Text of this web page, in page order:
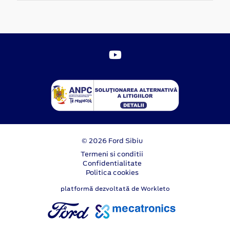
© 2026 Ford Sibiu
Termeni si conditii
Confidentialitate
Politica cookies
platformă dezvoltată de Workleto